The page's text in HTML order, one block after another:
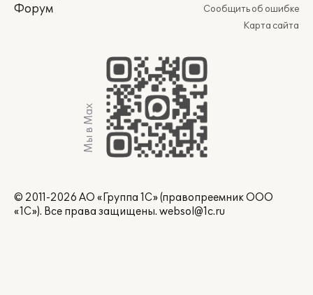
Форум
Сообщить об ошибке
Карта сайта
Мы в Max
© 2011-2026 АО «Группа 1С» (правопреемник ООО
«1С»). Все права защищены. websol@1c.ru